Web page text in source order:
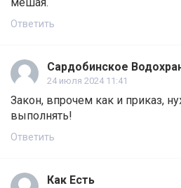
мешая.
Ответить
Сардобинское
24 июля 2024 11:41
Закон, впрочем как и приказ,
выполнять!
Ответить
Как Есть